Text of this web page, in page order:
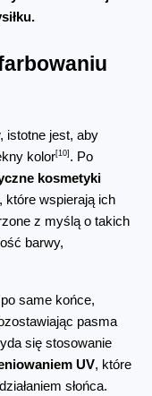
istotne jest, aby
kolor[10] . Po
kosmetyki
które wspierają ich
z myślą o takich
barwy,
same końce,
pasma
UV, które
słońca.